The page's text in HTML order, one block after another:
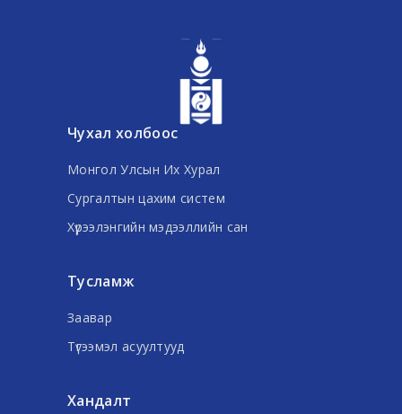
Чухал холбоос
Монгол Улсын Их Хурал
Сургалтын цахим систем
Хүрээлэнгийн мэдээллийн сан
Тусламж
Заавар
Түгээмэл асуултууд
Хандалт